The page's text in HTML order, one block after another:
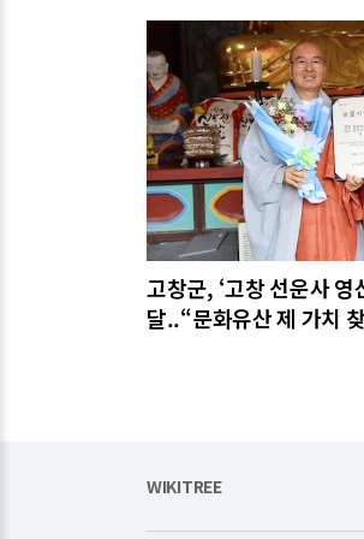
관련기사
고창군, ‘고창 선운사 영
달..“문화유산 제 가치
WIKITREE